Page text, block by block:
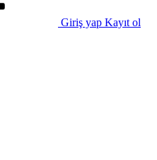
Giriş yap Kayıt ol